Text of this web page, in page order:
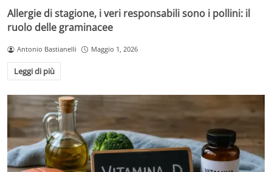
Allergie di stagione, i veri responsabili sono i pollini: il
ruolo delle graminacee
Antonio Bastianelli Maggio 1, 2026
Leggi di più